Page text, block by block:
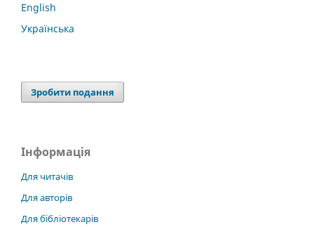
English
Українська
Зробити подання
Інформація
Для читачів
Для авторів
Для бібліотекарів